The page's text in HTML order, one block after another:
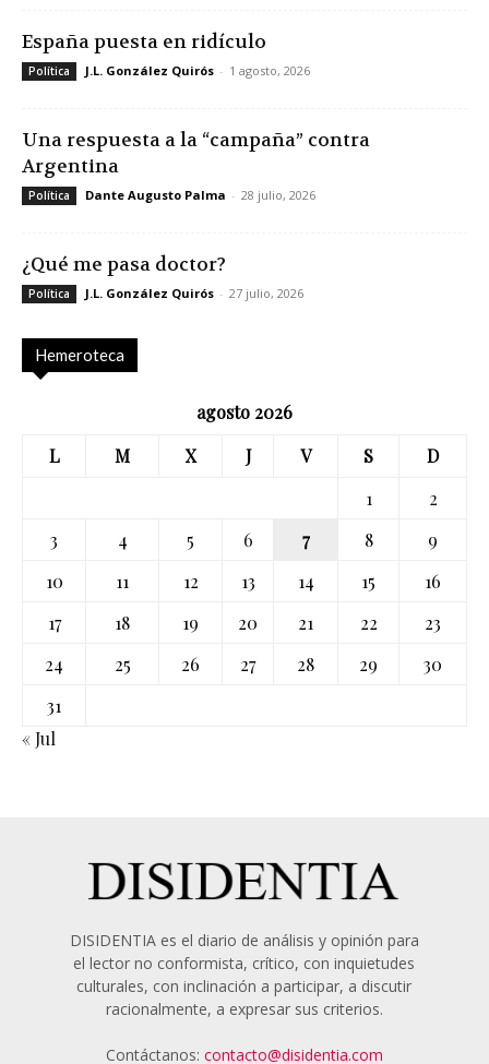
España puesta en ridículo
Política J.L. González Quirós - 1 agosto, 2026
Una respuesta a la “campaña” contra
Argentina
Política Dante Augusto Palma - 28 julio, 2026
¿Qué me pasa doctor?
Política J.L. González Quirós - 27 julio, 2026
Hemeroteca
agosto 2026
L
M X J V S
D
1
2
3
4 5 6 7 8
9
10
11 12 13 14 15
16
17
18 19 20 21 22
23
24
25 26 27 28 29
30
31
« Jul
DISIDENTIA es el diario de análisis y opinión para
el lector no conformista, crítico, con inquietudes
culturales, con inclinación a participar, a discutir
racionalmente, a expresar sus criterios.
Contáctanos: contacto@disidentia.com